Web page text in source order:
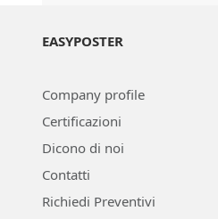
EASYPOSTER
Company profile
Certificazioni
Dicono di noi
Contatti
Richiedi Preventivi